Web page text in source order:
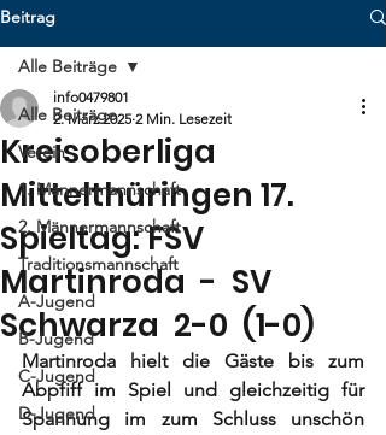
Beitrag
Alle Beiträge
Verein
1. Männermannschaft
2. Männermannschaft
Traditionsmannschaft
A-Jugend
B-Jugend
C-Jugend
D-Jugend
Alle Beiträge
Kreisoberliga
Mittelthüringen 17.
Spieltag: FSV
Martinroda - SV
Schwarza 2-0 (1-0)
info0479801
2. März 2025 2 Min. Lesezeit
Martinroda hielt die Gäste bis zum
Abpfiff im Spiel und gleichzeitig für
Spannung im zum Schluss unschön